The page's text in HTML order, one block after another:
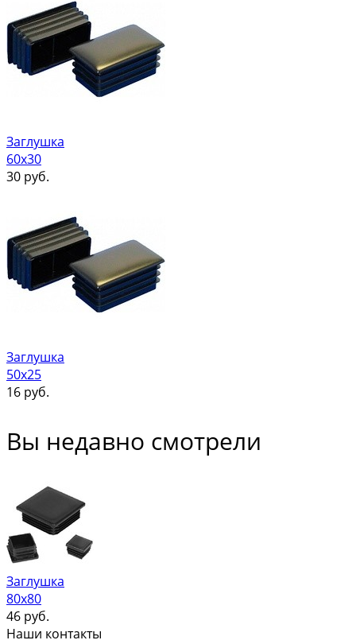
Заглушка
60х30
30 руб.
Заглушка
50х25
16 руб.
Вы недавно смотрели
Заглушка
80х80
46 руб.
Наши контакты